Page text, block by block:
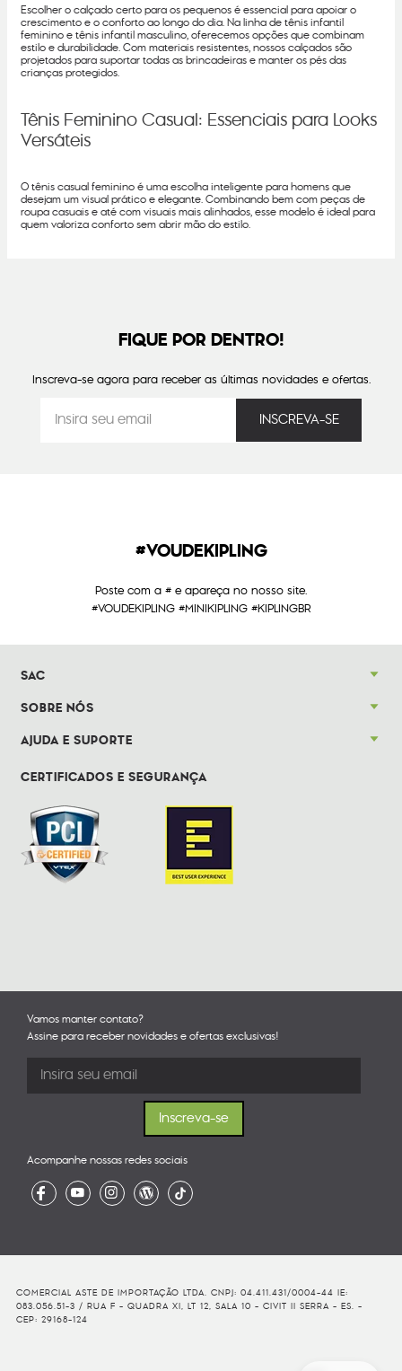
Escolher o calçado certo para os pequenos é essencial para apoiar o
crescimento e o conforto ao longo do dia. Na linha de tênis infantil
feminino e tênis infantil masculino, oferecemos opções que combinam
estilo e durabilidade. Com materiais resistentes, nossos calçados são
projetados para suportar todas as brincadeiras e manter os pés das
crianças protegidos.
Tênis Feminino Casual: Essenciais para Looks
Versáteis
O tênis casual feminino é uma escolha inteligente para homens que
desejam um visual prático e elegante. Combinando bem com peças de
roupa casuais e até com visuais mais alinhados, esse modelo é ideal para
quem valoriza conforto sem abrir mão do estilo.
FIQUE POR DENTRO!
Inscreva-se agora para receber as últimas novidades e ofertas.
#VOUDEKIPLING
Poste com a # e apareça no nosso site.
#VOUDEKIPLING #MINIKIPLING #KIPLINGBR
SAC
SOBRE NÓS
AJUDA E SUPORTE
CERTIFICADOS E SEGURANÇA
Vamos manter contato?
Assine para receber novidades e ofertas exclusivas!
Acompanhe nossas redes sociais
COMERCIAL ASTE DE IMPORTAÇÃO LTDA. CNPJ: 04.411.431/0004-44 IE:
083.056.51-3 / RUA F - QUADRA XI, LT 12, SALA 10 - CIVIT II SERRA - ES. -
CEP: 29168-124